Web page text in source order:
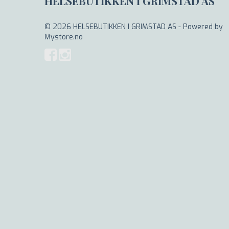
© 2026 HELSEBUTIKKEN I GRIMSTAD AS - Powered by
Mystore.no